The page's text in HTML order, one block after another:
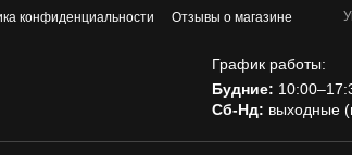
конфиденциальности Отзывы о магазине
График работы:
Будние:
Сб-Нд: выходные